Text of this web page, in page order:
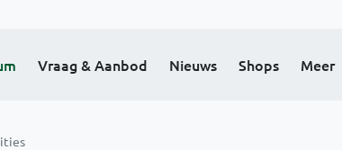
Vraag & Aanbod Nieuws Shops Meer